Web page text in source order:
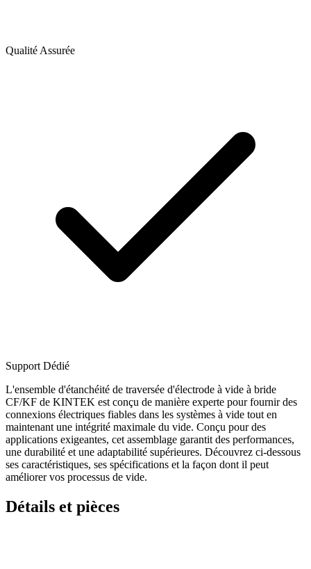
Qualité Assurée
Support Dédié
L'ensemble d'étanchéité de traversée d'électrode à vide à bride
CF/KF de KINTEK est conçu de manière experte pour fournir des
connexions électriques fiables dans les systèmes à vide tout en
maintenant une intégrité maximale du vide. Conçu pour des
applications exigeantes, cet assemblage garantit des performances,
une durabilité et une adaptabilité supérieures. Découvrez ci-dessous
ses caractéristiques, ses spécifications et la façon dont il peut
améliorer vos processus de vide.
Détails et pièces